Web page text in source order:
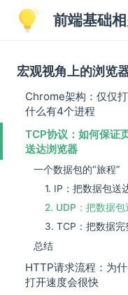
前端基础
宏观视角上的浏览
Chrome架构：仅仅
什么有4个进程
TCP协议：如何保证
送达浏览器
一个数据包的“旅程”
1. IP：把数据包送
2. UDP：把数据
3. TCP：把数据
总结
HTTP请求流程：为
打开速度会很快